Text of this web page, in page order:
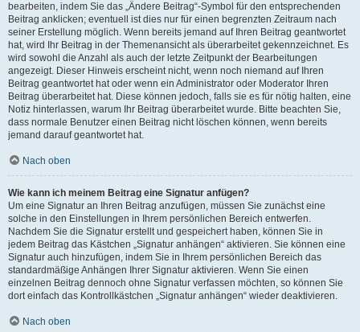
bearbeiten, indem Sie das „Ändere Beitrag“-Symbol für den entsprechenden
Beitrag anklicken; eventuell ist dies nur für einen begrenzten Zeitraum nach
seiner Erstellung möglich. Wenn bereits jemand auf Ihren Beitrag geantwortet
hat, wird Ihr Beitrag in der Themenansicht als überarbeitet gekennzeichnet. Es
wird sowohl die Anzahl als auch der letzte Zeitpunkt der Bearbeitungen
angezeigt. Dieser Hinweis erscheint nicht, wenn noch niemand auf Ihren
Beitrag geantwortet hat oder wenn ein Administrator oder Moderator Ihren
Beitrag überarbeitet hat. Diese können jedoch, falls sie es für nötig halten, eine
Notiz hinterlassen, warum Ihr Beitrag überarbeitet wurde. Bitte beachten Sie,
dass normale Benutzer einen Beitrag nicht löschen können, wenn bereits
jemand darauf geantwortet hat.
Nach oben
Wie kann ich meinem Beitrag eine Signatur anfügen?
Um eine Signatur an Ihren Beitrag anzufügen, müssen Sie zunächst eine
solche in den Einstellungen in Ihrem persönlichen Bereich entwerfen.
Nachdem Sie die Signatur erstellt und gespeichert haben, können Sie in
jedem Beitrag das Kästchen „Signatur anhängen“ aktivieren. Sie können eine
Signatur auch hinzufügen, indem Sie in Ihrem persönlichen Bereich das
standardmäßige Anhängen Ihrer Signatur aktivieren. Wenn Sie einen
einzelnen Beitrag dennoch ohne Signatur verfassen möchten, so können Sie
dort einfach das Kontrollkästchen „Signatur anhängen“ wieder deaktivieren.
Nach oben